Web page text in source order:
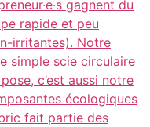
gagnent du
rapide et peu
irritantes). Notre
simple scie circulaire
c’est aussi notre
écologiques
fait partie des